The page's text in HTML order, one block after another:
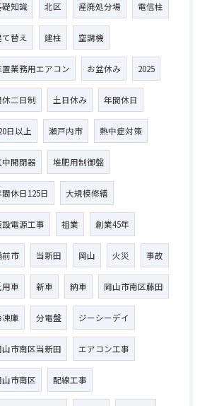
礎知識 北区 産廃処分場 電信柱
替え 建柱 空調機
置業務用エアコン お盆休み 2025
休二日制 土日休み 年間休日
日以上 瀬戸内市 熱中症対策
中開閉器 堆肥用制御盤
休日125日 大規模修繕
設電源工事 祖業 創業45年
前市 当新田 岡山 火災 事故
用車 新車 納車 岡山市南区藤田
凍庫 分電盤 ジーシーデイ
山市南区当新田 エアコン工事
山市南区 配線工事